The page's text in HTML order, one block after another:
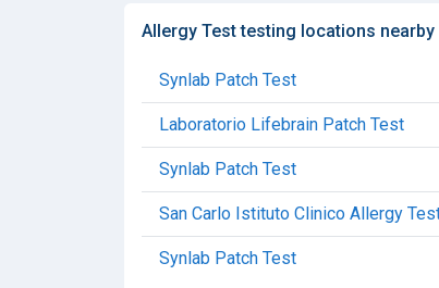
Allergy Test testing locations nearby
Synlab Patch Test
Laboratorio Lifebrain Patch Test
Synlab Patch Test
San Carlo Istituto Clinico Allergy
Synlab Patch Test